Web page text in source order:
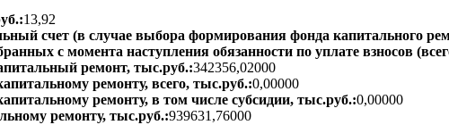
13,92
счет (в случае выбора формирования фонда капитального
с момента наступления обязанности по уплате взносов
ремонт, тыс.руб.:342356,02000
ремонту, всего, тыс.руб.:0,00000
ремонту, в том числе субсидии, тыс.руб.:0,00000
ремонту, тыс.руб.:939631,76000